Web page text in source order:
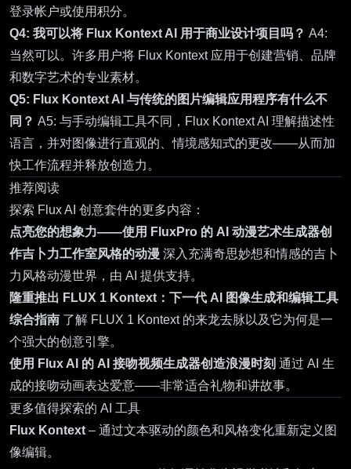
登录帐户或使用积分。
Q4: 我可以将 Flux Kontext AI 用于商业设计项目吗？ A4:
当然可以。许多用户将 Flux Kontext应用于创建营销、品牌
和数字艺术的专业素材。
Q5: Flux Kontext AI 与传统的图片编辑应用程序有什么不
同？ A5: 与手动编辑工具不同，Flux Kontext AI 理解描述性
语言，并对图像进行直观的、情境感知式的更改——从而加
快工作流程并释放创造力。
推荐阅读
探索 Flux AI 创意套件的更多内容：
点亮您的想象力——使用 FluxPro 的 AI 动漫艺术生成器创
作吉卜力工作室风格的动漫 深入充满奇思妙想和情感的吉卜
力风格动漫世界，由 AI 提供支持。
隆重推出 FLUX 1 Kontext：下一代 AI 图像生成和编辑工具
综合指南 了解 FLUX 1 Kontext 的来龙去脉以及它为何是一
个强大的创意引擎。
使用 Flux AI 的 AI 接吻视频生成器创造浪漫时刻 通过 AI 生
成的接吻动画表达爱意——非常适合礼物和讲故事。
更多值得探索的 AI 工具
Flux Kontext – 通过文本驱动的颜色和风格变化重新定义图
像编辑。